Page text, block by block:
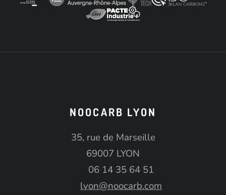
NOOCARB LYON
35, rue de Marseille
69007 LYON
06 14 35 64 51
lyon@noocarb.com